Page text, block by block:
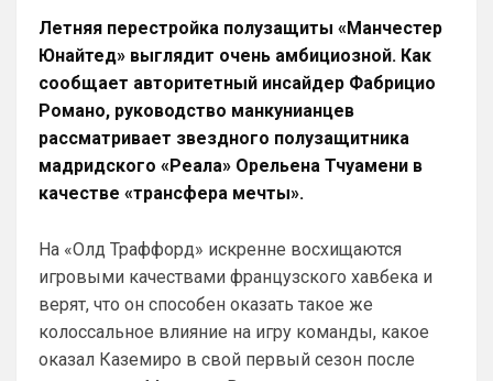
Летняя перестройка полузащиты «Манчестер
Юнайтед» выглядит очень амбициозной. Как
сообщает авторитетный инсайдер Фабрицио
Романо, руководство манкунианцев
рассматривает звездного полузащитника
мадридского «Реала» Орельена Тчуамени в
качестве «трансфера мечты».
На «Олд Траффорд» искренне восхищаются
игровыми качествами французского хавбека и
верят, что он способен оказать такое же
колоссальное влияние на игру команды, какое
оказал Каземиро в свой первый сезон после
SkyNet• 00:13
Слава Богу, что хоть этого дебила Гео
нибудь хуйню. Хотя все его перлы уже
как по лекалам. Но всё равно кровь из
глаз каждый раз...
Ответ для SkyNet
Слава Богу, что хоть этого дебила Гео тут
нет. А то раз в полгода ёбнет какую-нибудь
хуйню. Хотя все его перлы уже как п
Думаешь нет ?)А я думаю он наблюдает,
выжидает, и ждет подходящего
момента для «удара»